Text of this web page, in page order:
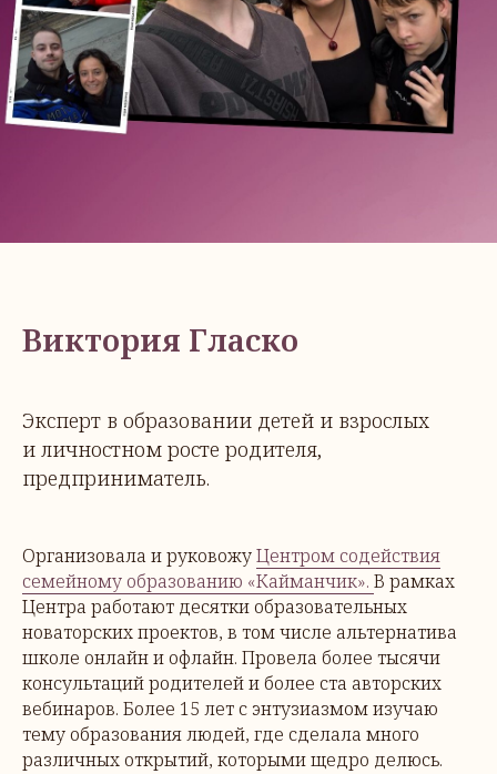
Виктория Гласко
Эксперт в образовании детей и взрослых
и личностном росте родителя,
предприниматель.
Организовала и руковожуЦентром содействия
семейному образованию «Кайманчик». В рамках
Центра работают десятки образовательных
новаторских проектов, в том числе альтернатива
школе онлайн и офлайн. Провела более тысячи
консультаций родителей и более ста авторских
вебинаров. Более 15 лет с энтузиазмом изучаю
тему образования людей, где сделала много
различных открытий, которыми щедро делюсь.